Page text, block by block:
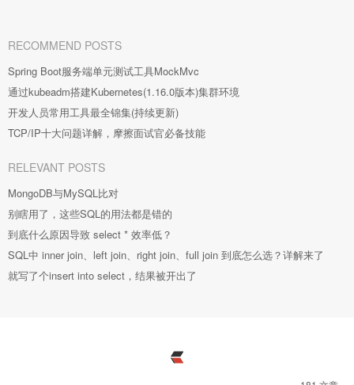
RECOMMEND POSTS
Spring Boot服务端单元测试工具MockMvc
通过kubeadm搭建Kubernetes(1.16.0版本)集群环境
开发人员常用工具最全锦集(持续更新)
TCP/IP十大问题详解，摩擦面试官必备技能
RELEVANT POSTS
MongoDB与MySQL比对
别瞎用了，这些SQL的用法都是错的
到底什么原因导致 select * 效率低？
SQL中 inner join、left join、right join、full join 到底怎么选？详解来了
就写了个insert into select，结果被开出了